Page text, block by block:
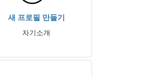
새 프로필 만들기
자기소개